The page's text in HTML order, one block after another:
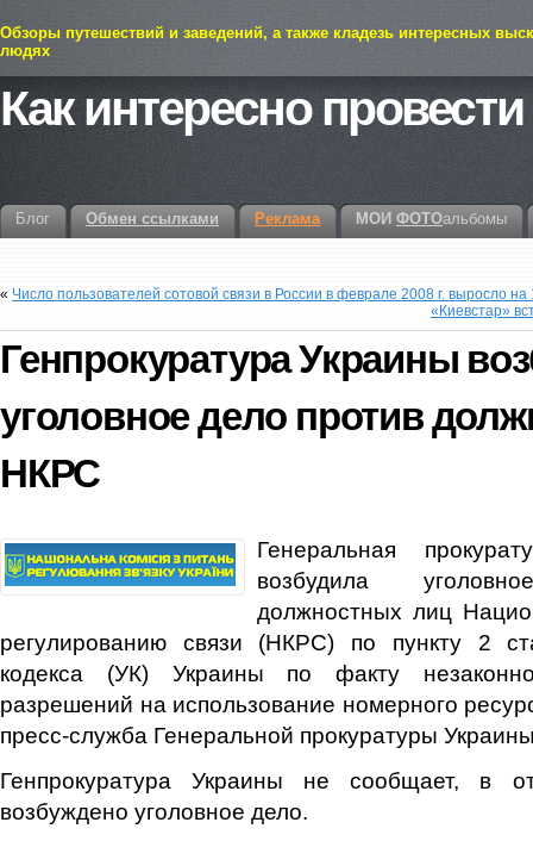
Обзоры путешествий и заведений, а также кладезь интересных
людях
Как интересно
Блог Обмен ссылками Реклама МОИ ФОТОальбомы
« Число пользователей сотовой связи в России в феврале 2008 г. выросло на
«Киевстар»
Генпрокуратура Украины
уголовное дело против
НКРС
Генеральная
возбудила
должностных лиц
регулированию связи (НКРС) по пункту 2
кодекса (УК) Украины по факту
разрешений на использование номерного
пресс-служба Генеральной прокуратуры
Генпрокуратура Украины не сообщает, в
возбуждено уголовное дело.